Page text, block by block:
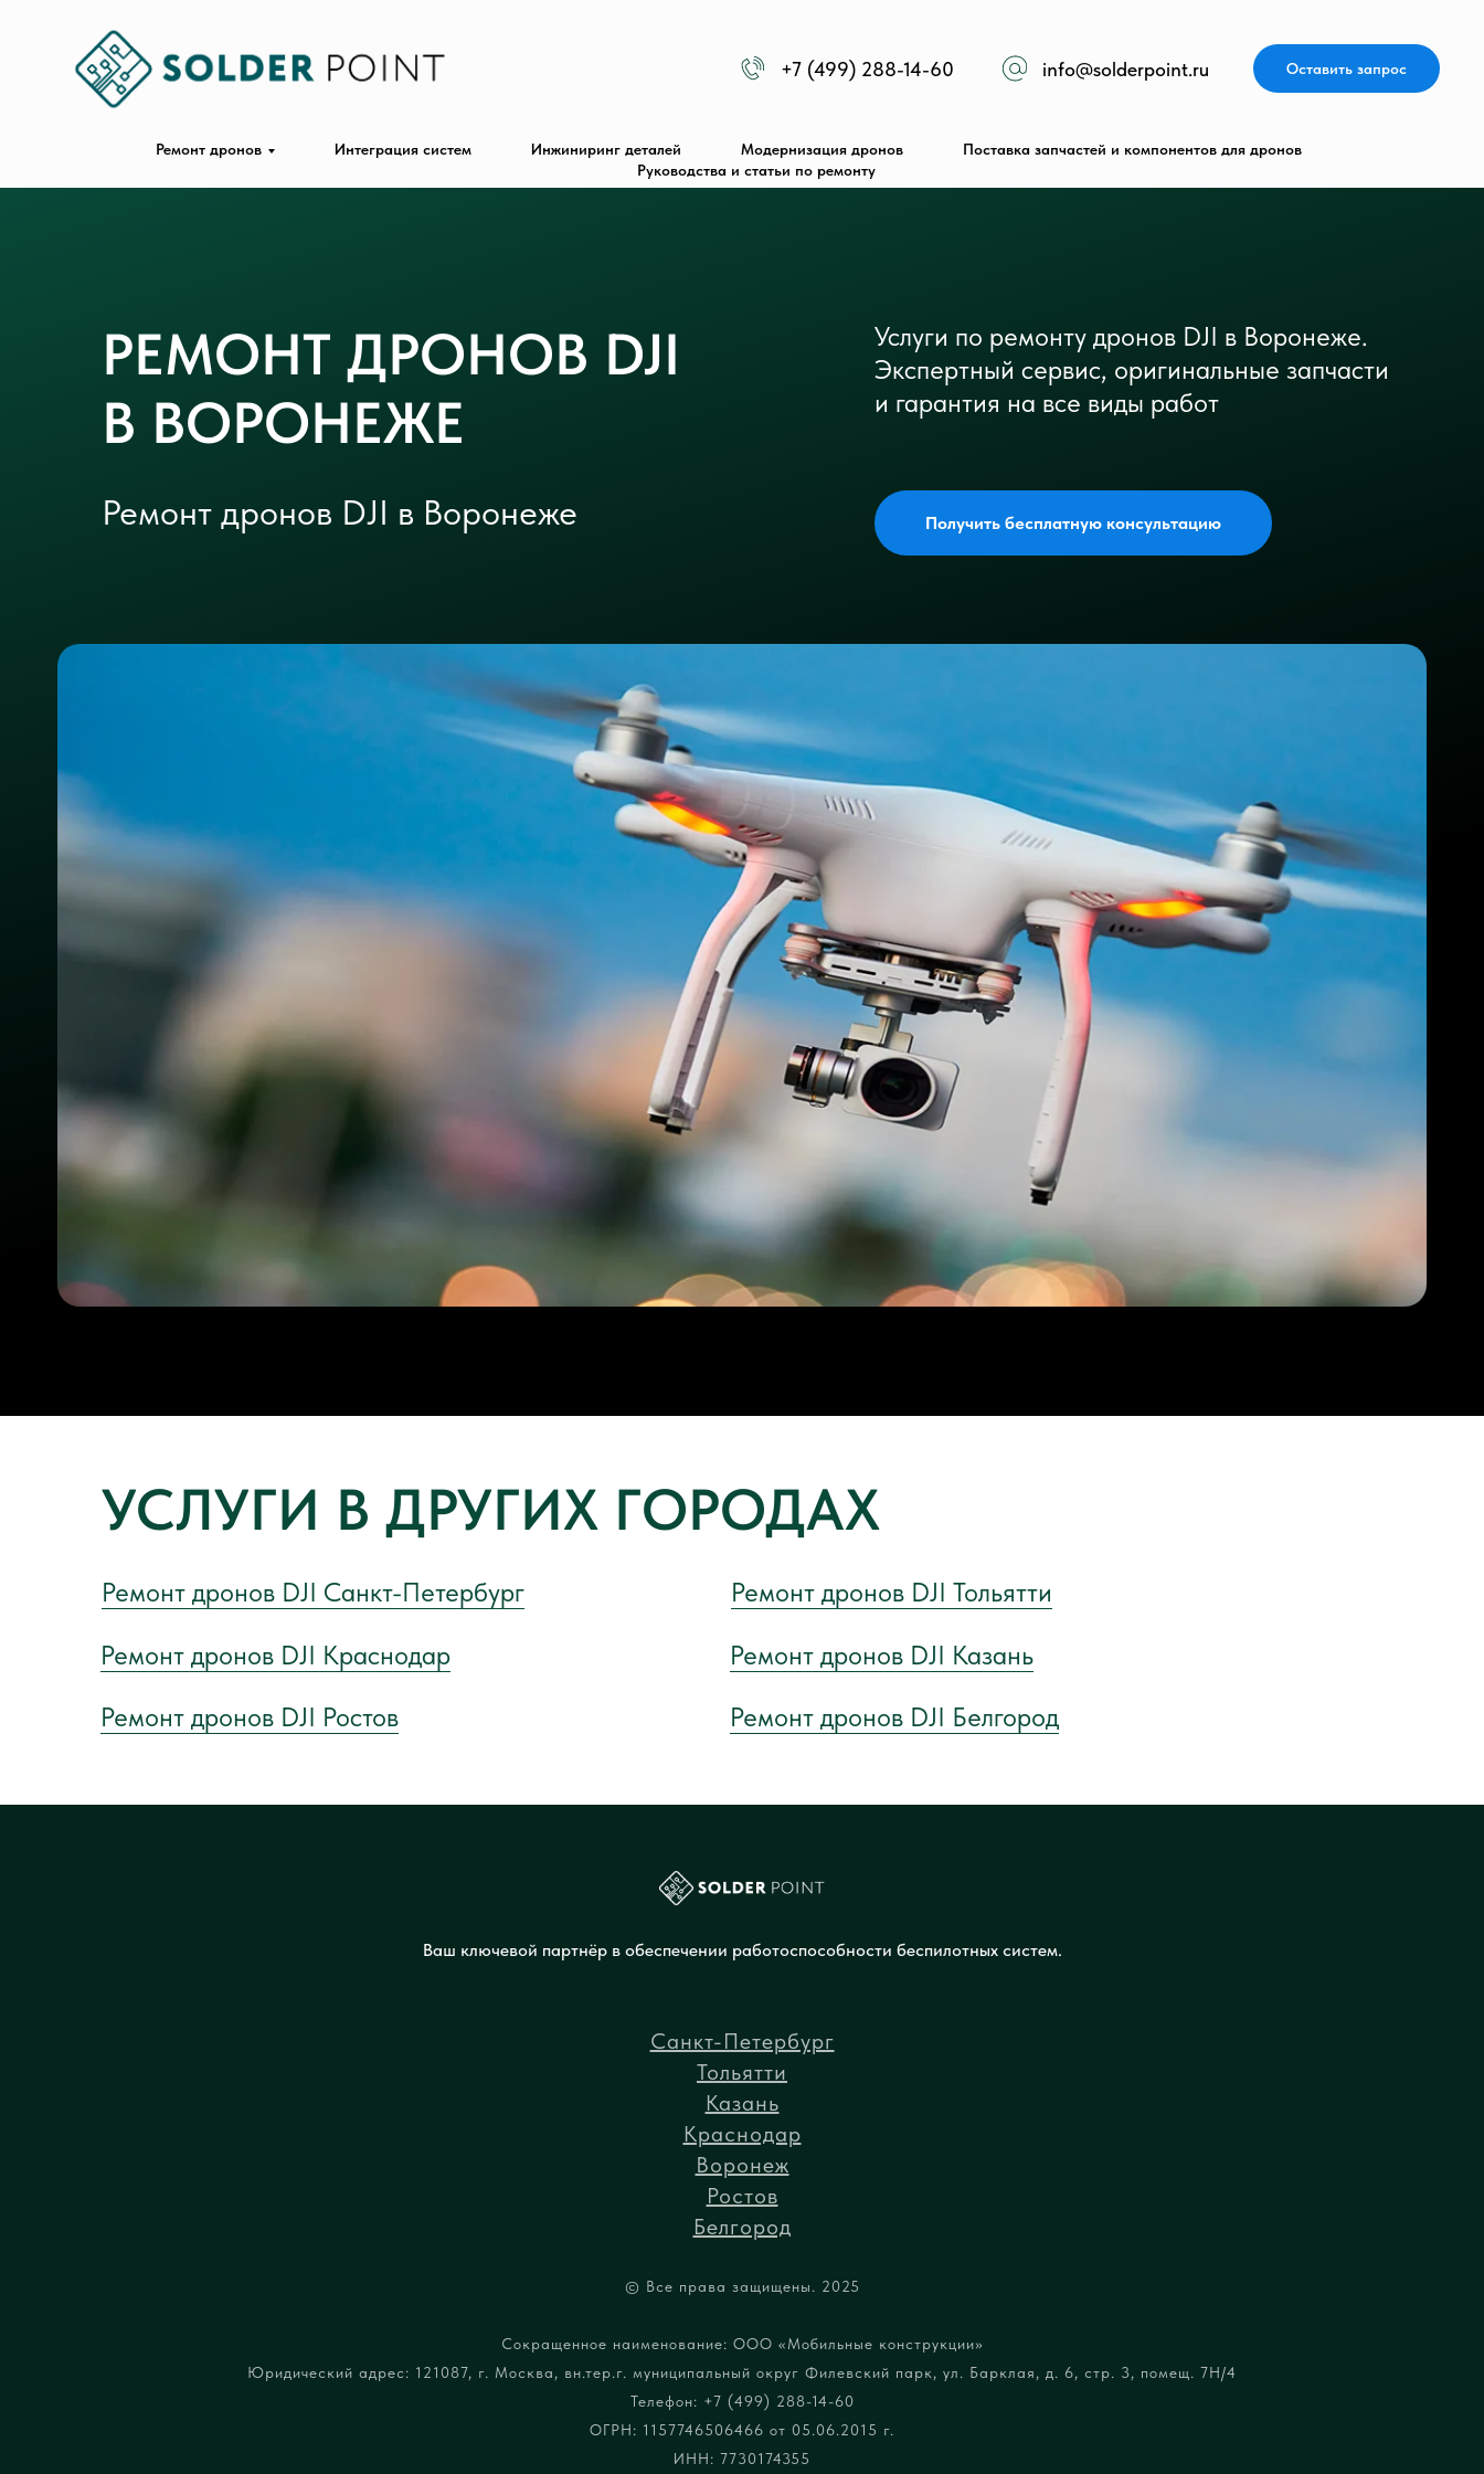
+7 (499) 288-14-60 info@solderpoint.ru Оставить запрос
Ремонт дронов Интеграция систем Инжиниринг деталей Модернизация дронов
Поставка запчастей и компонентов для дронов
Руководства и статьи по ремонту
РЕМОНТ ДРОНОВ DJI
В ВОРОНЕЖЕ
Ремонт дронов DJI в Воронеже
Услуги по ремонту дронов DJI в Воронеже.
Экспертный сервис, оригинальные запчасти
и гарантия на все виды работ
Получить бесплатную консультацию
Ремонт дронов DJI Санкт-Петербург
Ремонт дронов DJI Тольятти
Ремонт дронов DJI Краснодар
Ремонт дронов DJI Казань
Ремонт дронов DJI Ростов
Ремонт дронов DJI Белгород
УСЛУГИ В ДРУГИХ ГОРОДАХ
Ваш ключевой партнёр в обеспечении работоспособности беспилотных систем.
Санкт-Петербург
Тольятти
Казань
Краснодар
Воронеж
Ростов
Белгород
© Все права защищены. 2025
Сокращенное наименование: ООО «Мобильные конструкции»
Юридический адрес: 121087, г. Москва, вн.тер.г. муниципальный округ Филевский парк, ул. Барклая, д. 6, стр. 3, помещ. 7Н/4
Телефон: +7 (499) 288-14-60
ОГРН: 1157746506466 от 05.06.2015 г.
ИНН: 7730174355